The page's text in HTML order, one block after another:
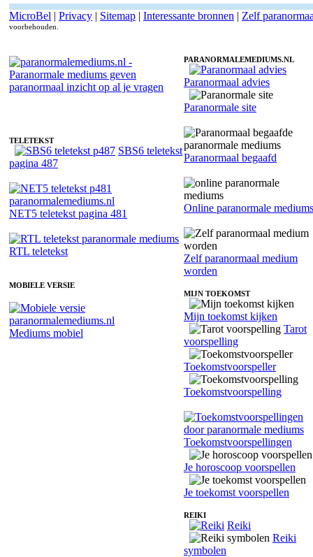
MicroBel | Privacy | Sitemap | Interessante bronnen | Zelf
voorbehouden.
TELETEKST
SBS6 teletekst
pagina 487
NET5 teletekst pagina 481
RTL teletekst
MOBIELE VERSIE
Mediums mobiel
PARANORMALEMEDIUMS.NL
Paranormaal advies
Paranormale site
Paranormaal begaafd
Online paranormale mediums
Zelf paranormaal medium
worden
MIJN TOEKOMST
Mijn toekomst kijken
Tarot
voorspelling
Toekomstvoorspeller
Toekomstvoorspelling
Toekomstvoorspellingen
Je horoscoop voorspellen
Je toekomst voorspellen
REIKI
Reiki
Reiki
symbolen